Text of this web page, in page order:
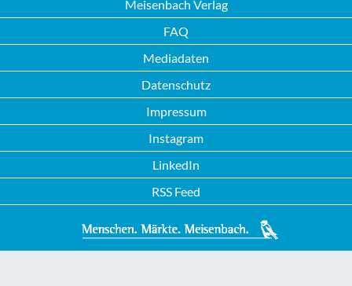
Meisenbach Verlag
FAQ
Mediadaten
Datenschutz
Impressum
Instagram
LinkedIn
RSS Feed